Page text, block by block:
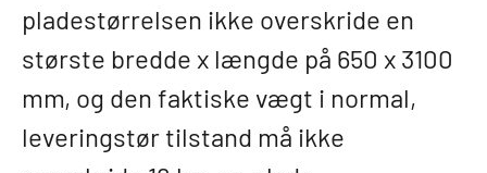
pladestørrelsen ikke overskride en
største bredde x længde på 650 x 3100
mm, og den faktiske vægt i normal,
leveringstør tilstand må ikke